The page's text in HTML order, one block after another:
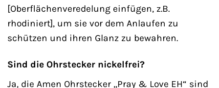
[Oberflächenveredelung einfügen, z.B.
rhodiniert], um sie vor dem Anlaufen zu
schützen und ihren Glanz zu bewahren.
Sind die Ohrstecker nickelfrei?
Ja, die Amen Ohrstecker „Pray & Love EH“ sind